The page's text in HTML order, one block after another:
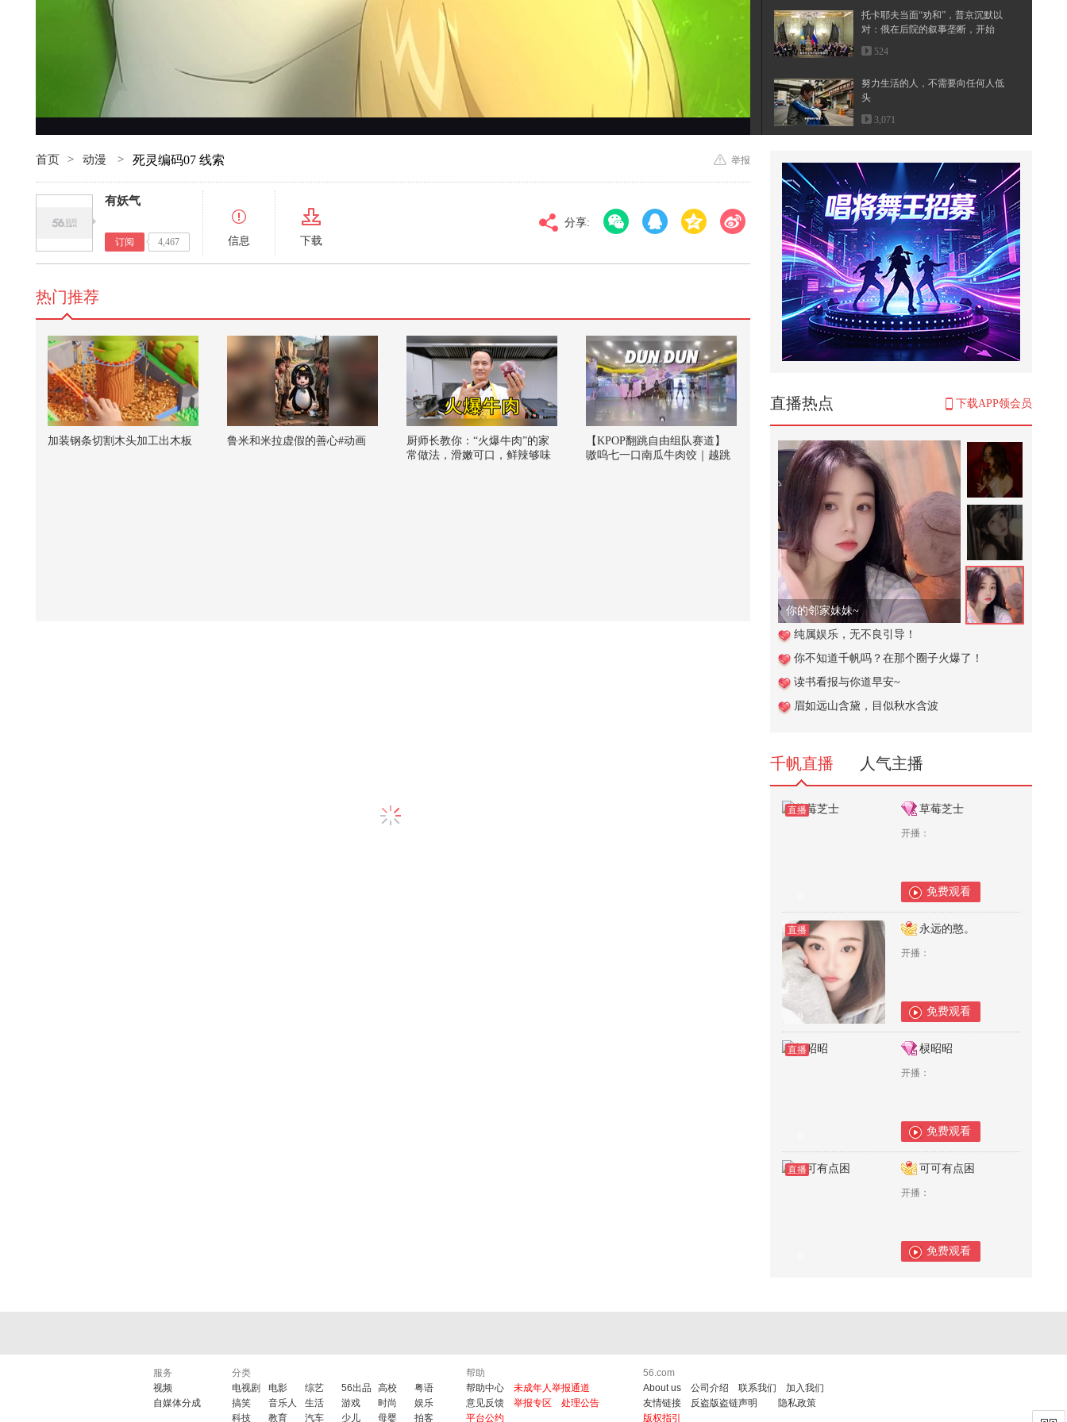
托卡耶夫当面“劝和”，普京沉默以
对：俄在后院的叙事垄断，开始
松...
524
努力生活的人，不需要向任何人低
头
3,071
年前老路，俄罗斯怒斥日本找死
14,341
被ai彻底驯服@小狐 @搞笑狐 @张
朝阳 #萌娃萌宠笑翻天
2,420
妈妈粗心大意给萌娃拿错了雨伞结
果萌娃的做法太意外了
3,979
学校的保安叔叔太厉害啦居然一招
我见青山多抚媚，料青山见我应如
是。#2026春季搜狐视频关注流大
会 ...
1,074
朋友们！让我们暂停一下，恭喜这
位女嘉宾和香香@吴映香Lucia 牵
手...
2,087
活力满满的课堂！bb班的课堂vlog:
-）#顶尖舞者 #2026关注流国风舞...
203
唢呐独奏电视剧《水浒传》主题曲
团...
624
水上闯关捡到手机，做好事也太累
了@搜狐视频官方小助手 @张朝阳
首页 > 动漫 > 死灵编码07 线索 举报
有妖气
订阅 4,467 信息 下载
分享:
直播热点 下载APP领会员
你的邻家妹妹~
纯属娱乐，无不良引导！
你不知道千帆吗？在那个圈子火爆了！
读书看报与你道早安~
眉如远山含黛，目似秋水含波
千帆直播 人气主播
直播 草莓芝士
开播：
免费观看
直播
0
永远的憨。
开播：
免费观看
直播 棂昭昭
开播：
免费观看
直播 可可有点困
开播：
免费观看
热门推荐
加装钢条切割木头加工出木板 鲁米和米拉虚假的善心#动画
厨师长教你：“火爆牛肉”的家
常做法，滑嫩可口，鲜辣够味
【KPOP翻跳自由组队赛道】
嗷呜七一口南瓜牛肉饺｜越跳
服务
视频
自媒体分成
分类
电视剧
电影 综艺 56出品 高校
粤语
搞笑
音乐人 生活 游戏 时尚
娱乐
科技
教育 汽车 少儿 母婴 拍客
帮助
帮助中心
未成年人举报通道
意见反馈
举报专区
处理公告
平台公约
56.com
About us
公司介绍 联系我们
加入我们
友情链接
反盗版盗链声明
隐私政策
版权指引